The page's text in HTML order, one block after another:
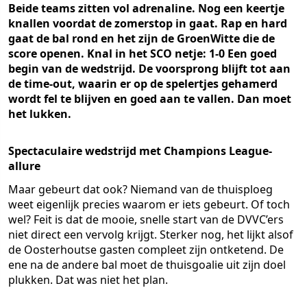
Beide teams zitten vol adrenaline. Nog een keertje
knallen voordat de zomerstop in gaat. Rap en hard
gaat de bal rond en het zijn de GroenWitte die de
score openen. Knal in het SCO netje: 1-0 Een goed
begin van de wedstrijd. De voorsprong blijft tot aan
de time-out, waarin er op de spelertjes gehamerd
wordt fel te blijven en goed aan te vallen. Dan moet
het lukken.
Spectaculaire wedstrijd met Champions League-
allure
Maar gebeurt dat ook? Niemand van de thuisploeg
weet eigenlijk precies waarom er iets gebeurt. Of toch
wel? Feit is dat de mooie, snelle start van de DVVC’ers
niet direct een vervolg krijgt. Sterker nog, het lijkt alsof
de Oosterhoutse gasten compleet zijn ontketend. De
ene na de andere bal moet de thuisgoalie uit zijn doel
plukken. Dat was niet het plan.